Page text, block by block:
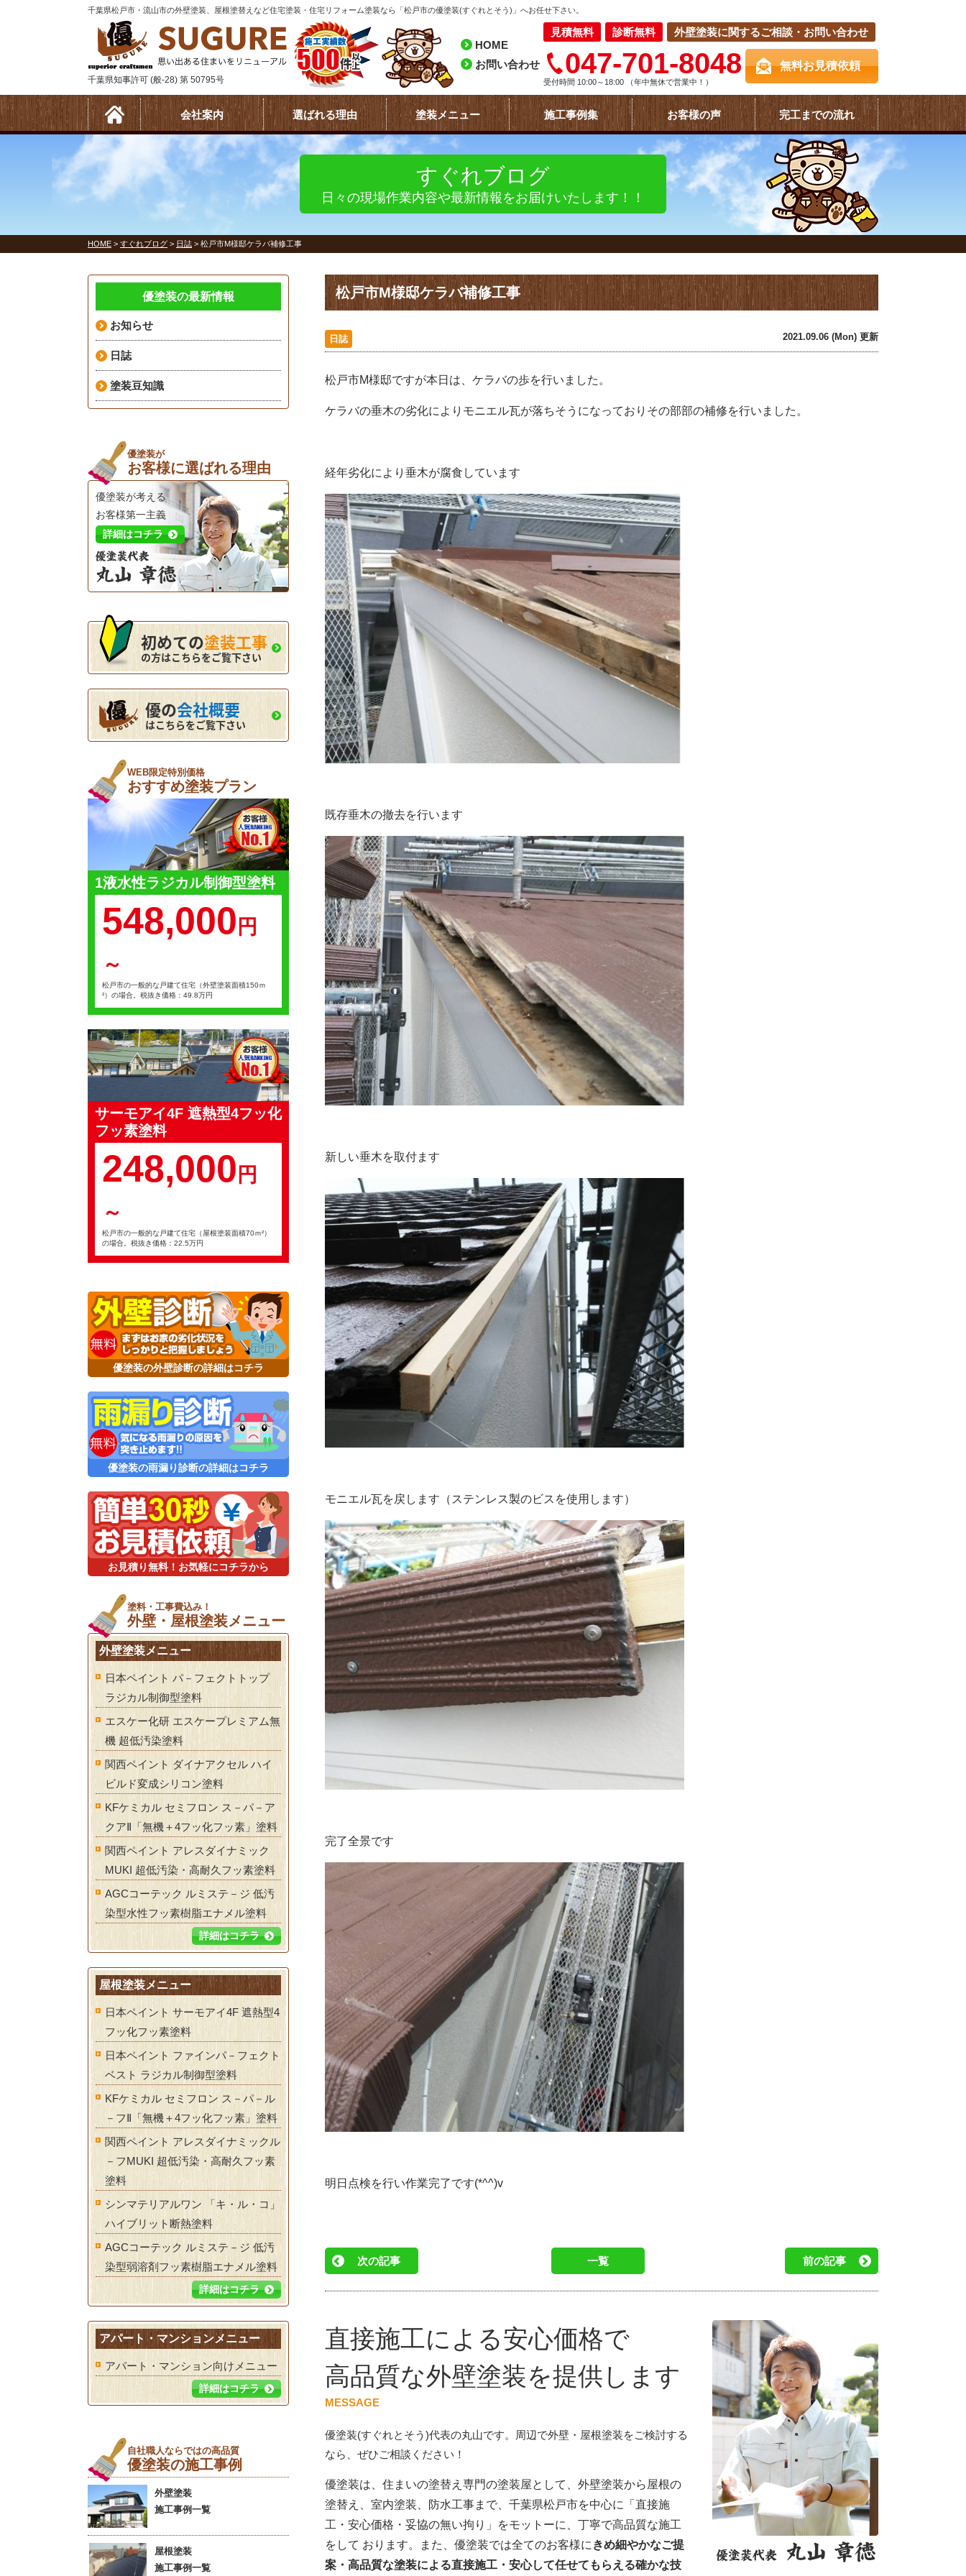
千葉県松戸市・流山市の外壁塗装、屋根塗替えなど住宅塗装・住宅リフォーム塗装なら「松戸市の優塗装(すぐれとそう)」へお任せ下さい。
千葉県知事許可 (般-28) 第 50795号
HOME
お問い合わせ
見積無料 診断無料 外壁塗装に関するご相談・お問い合わせ
047-701-8048
受付時間 10:00～18:00 （年中無休で営業中！）
無料お見積依頼
会社案内 選ばれる理由 塗装メニュー 施工事例集 お客様の声 完工までの流れ
すぐれブログ
日々の現場作業内容や最新情報をお届けいたします！！
HOME > すぐれブログ > 日誌 > 松戸市M様邸ケラバ補修工事
松戸市M様邸ケラバ補修工事
日誌 2021.09.06 (Mon) 更新
松戸市M様邸ですが本日は、ケラバの歩を行いました。
ケラバの垂木の劣化によりモニエル瓦が落ちそうになっておりその部部の補修を行いました。
経年劣化により垂木が腐食しています
既存垂木の撤去を行います
新しい垂木を取付ます
モニエル瓦を戻します（ステンレス製のビスを使用します）
完了全景です
明日点検を行い作業完了です(*^^)v
次の記事 一覧 前の記事
直接施工による安心価格で
高品質な外壁塗装を提供します
MESSAGE
優塗装(すぐれとそう)代表の丸山です。周辺で外壁・屋根塗装をご検討する
なら、ぜひご相談ください！
優塗装は、住まいの塗替え専門の塗装屋として、外壁塗装から屋根の
塗替え、室内塗装、防水工事まで、千葉県松戸市を中心に「直接施
工・安心価格・妥協の無い拘り」をモットーに、丁寧で高品質な施工
をして おります。また、優塗装では全てのお客様に きめ細やかなご提
案・高品質な塗装による直接施工・安心して任せてもらえる確かな技
優塗装の最新情報
お知らせ
日誌
塗装豆知識
優塗装が
お客様に選ばれる理由
優塗装が考える
お客様第一主義
詳細はコチラ
初めての塗装工事
の方はこちらをご覧下さい
優の会社概要
はこちらをご覧下さい
WEB限定特別価格
おすすめ塗装プラン
1液水性ラジカル制御型塗料
548,000 円
～
松戸市の一般的な戸建て住宅（外壁塗装面積150ｍ
²）の場合。税抜き価格：49.8万円
サーモアイ4F 遮熱型4フッ化
フッ素塗料
248,000 円
～
松戸市の一般的な戸建て住宅（屋根塗装面積70ｍ²）
の場合。税抜き価格：22.5万円
優塗装の外壁診断の詳細はコチラ
優塗装の雨漏り診断の詳細はコチラ
お見積り無料！お気軽にコチラから
塗料・工事費込み！
外壁・屋根塗装メニュー
外壁塗装メニュー
日本ペイント パ－フェクトトップ
ラジカル制御型塗料
エスケー化研 エスケープレミアム無
機 超低汚染塗料
関西ペイント ダイナアクセル ハイ
ビルド変成シリコン塗料
KFケミカル セミフロン ス－パ－ア
クアⅡ「無機＋4フッ化フッ素」塗料
関西ペイント アレスダイナミック
MUKI 超低汚染・高耐久フッ素塗料
AGCコーテック ルミステ－ジ 低汚
染型水性フッ素樹脂エナメル塗料
詳細はコチラ
屋根塗装メニュー
日本ペイント サーモアイ4F 遮熱型4
フッ化フッ素塗料
日本ペイント ファインパ－フェクト
ベスト ラジカル制御型塗料
KFケミカル セミフロン ス－パ－ル
－フⅡ「無機＋4フッ化フッ素」塗料
関西ペイント アレスダイナミックル
－フMUKI 超低汚染・高耐久フッ素
塗料
シンマテリアルワン 「キ・ル・コ」
ハイブリット断熱塗料
AGCコーテック ルミステ－ジ 低汚
染型弱溶剤フッ素樹脂エナメル塗料
詳細はコチラ
アパート・マンションメニュー
アパート・マンション向けメニュー
詳細はコチラ
自社職人ならではの高品質
優塗装の施工事例
外壁塗装
施工事例一覧
屋根塗装
施工事例一覧